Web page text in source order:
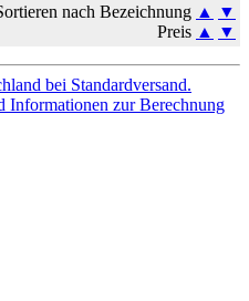
nach Bezeichnung ▲
▼
Preis ▲ ▼
bei Standardversand.
Informationen zur Berechnung